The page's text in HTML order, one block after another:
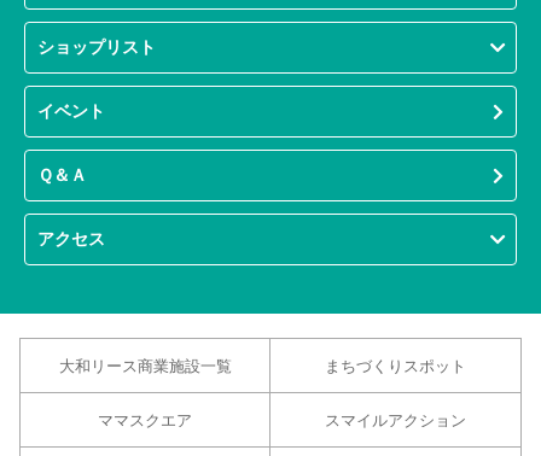
ショップリスト
イベント
Ｑ＆Ａ
アクセス
大和リース商業施設一覧 まちづくりスポット
ママスクエア スマイルアクション